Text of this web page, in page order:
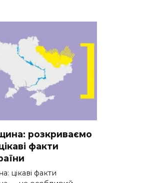
розкриваємо
факти
цікаві факти